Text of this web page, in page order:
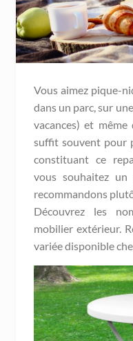
Vous aimez pique-
dans un parc, sur
vacances) et
suffit souvent pour
constituant ce
vous souhaitez
recommandons
Découvrez les
mobilier extérieur.
variée disponible